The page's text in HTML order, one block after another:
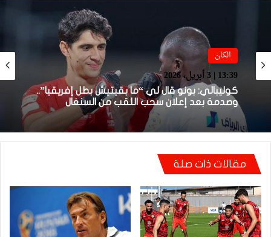
الكان
13:39 | 3 أبريل، 2026
كوليبالي: بونو قال لي “ما بقيتيش بطل إفريقيا”..
وصدمة بعد إعلان سحب اللقب من السنغال
الكان
16:57 | 2 أبريل، 2026
لقجع: ملف المغرب أمام الطاس محسوم ولدينا
أدلة موثقة وقوية
مقالات ذات صلة